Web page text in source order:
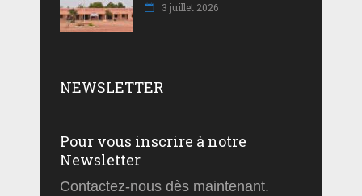
3 juillet 2026
NEWSLETTER
Pour vous inscrire à notre
Newsletter
Contactez-nous dès maintenant.